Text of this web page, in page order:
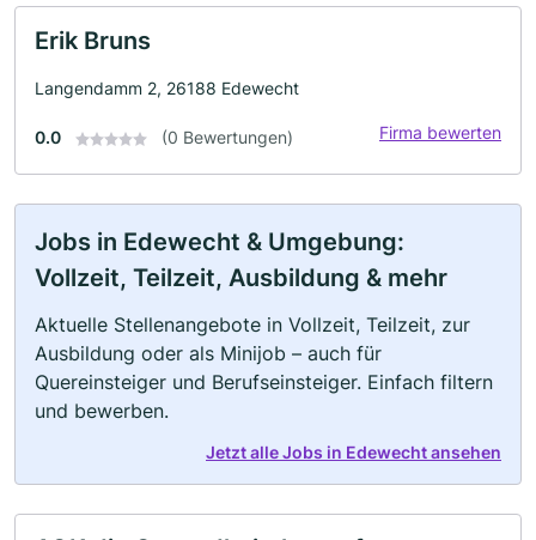
Erik Bruns
Langendamm 2, 26188 Edewecht
0.0 (0 Bewertungen) Firma bewerten
Jobs in Edewecht & Umgebung:
Vollzeit, Teilzeit, Ausbildung & mehr
Aktuelle Stellenangebote in Vollzeit, Teilzeit, zur
Ausbildung oder als Minijob – auch für
Quereinsteiger und Berufseinsteiger. Einfach filtern
und bewerben.
Jetzt alle Jobs in Edewecht ansehen